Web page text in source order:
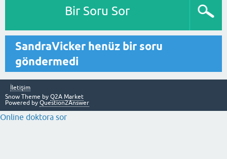
Bir Soru Sor
SandraVicker henüz bir soru
göndermedi
İletişim
Snow Theme by Q2A Market
Powered by Question2Answer
Online doktora sor